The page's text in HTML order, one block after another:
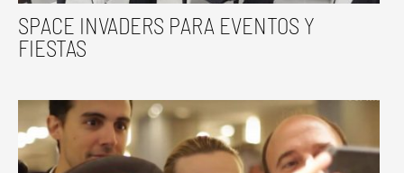
SPACE INVADERS PARA EVENTOS Y
FIESTAS